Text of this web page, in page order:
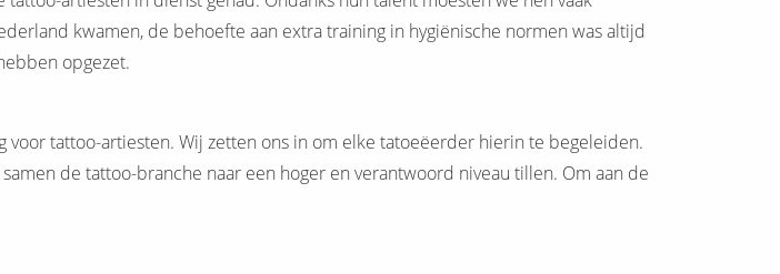
kwamen, de behoefte aan extra training in hygiënische normen was altijd
opgezet.
tattoo-artiesten. Wij zetten ons in om elke tatoeëerder hierin te begeleiden.
de tattoo-branche naar een hoger en verantwoord niveau tillen. Om aan de